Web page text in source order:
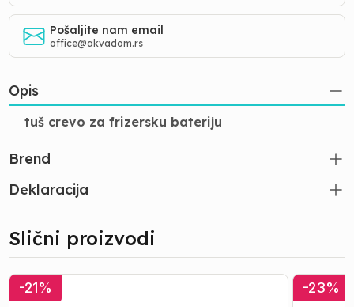
Pošaljite nam email
office@akvadom.rs
Opis
tuš crevo za frizersku bateriju
Brend
Deklaracija
Slični proizvodi
Pločice
|
-21%
Pločice
|
-23%